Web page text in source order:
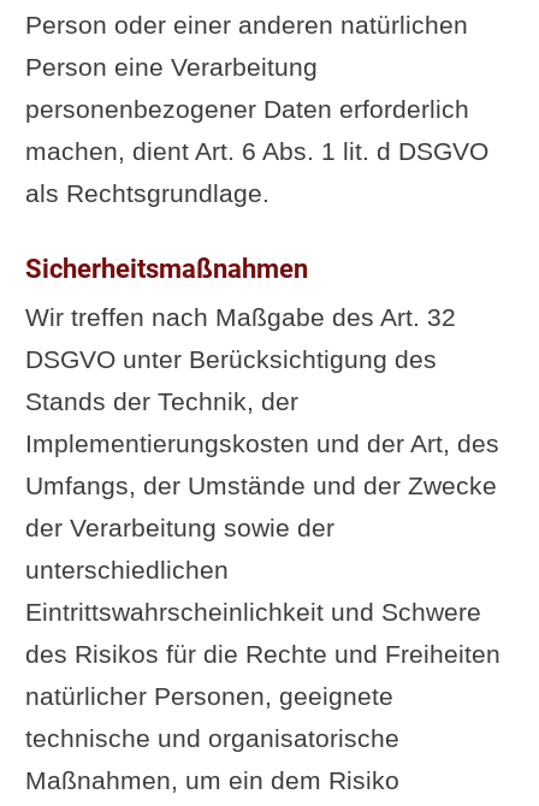
Person oder einer anderen natürlichen
Person eine Verarbeitung
personenbezogener Daten erforderlich
machen, dient Art. 6 Abs. 1 lit. d DSGVO
als Rechtsgrundlage.
Sicherheitsmaßnahmen
Wir treffen nach Maßgabe des Art. 32
DSGVO unter Berücksichtigung des
Stands der Technik, der
Implementierungskosten und der Art, des
Umfangs, der Umstände und der Zwecke
der Verarbeitung sowie der
unterschiedlichen
Eintrittswahrscheinlichkeit und Schwere
des Risikos für die Rechte und Freiheiten
natürlicher Personen, geeignete
technische und organisatorische
Maßnahmen, um ein dem Risiko